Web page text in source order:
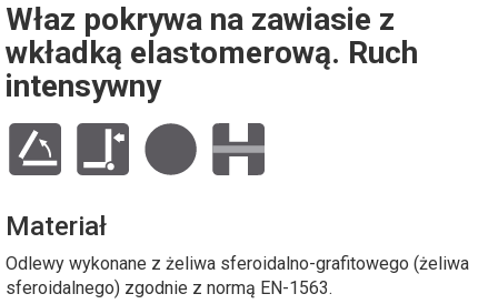
Właz pokrywa na zawiasie z
wkładką elastomerową. Ruch
intensywny
Materiał
Odlewy wykonane z żeliwa sferoidalno-grafitowego (żeliwa
sferoidalnego) zgodnie z normą EN-1563.